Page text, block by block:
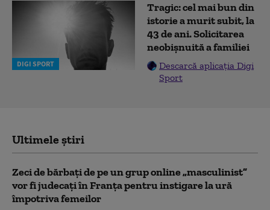
DIGI SPORT
Tragic: cel mai bun din
istorie a murit subit, la
43 de ani. Solicitarea
neobișnuită a familiei
Descarcă aplicația Digi
Sport
Ultimele știri
Zeci de bărbați de pe un grup online „masculinist”
vor fi judecați în Franța pentru instigare la ură
împotriva femeilor